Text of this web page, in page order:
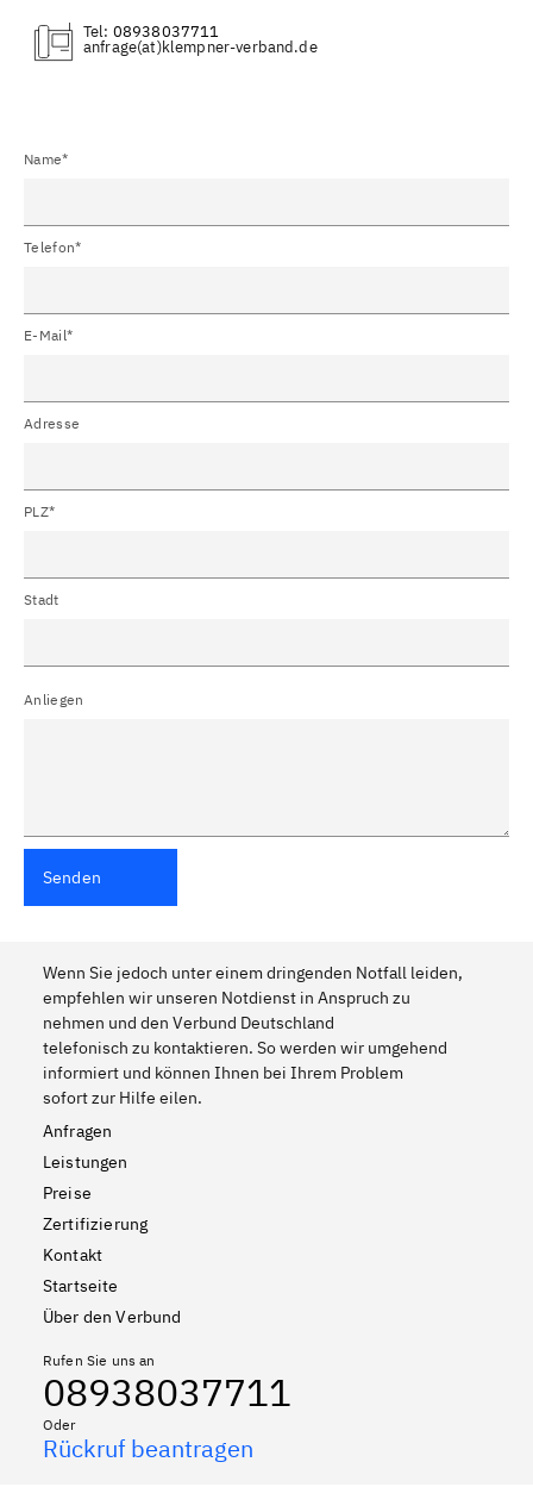
Tel: 08938037711
(at)
Name*
Telefon*
E-Mail*
Adresse
PLZ*
Stadt
Anliegen
Senden
Wenn Sie jedoch unter einem dringenden Notfall leiden,
empfehlen wir unseren Notdienst in Anspruch zu
nehmen und den Verbund Deutschland
telefonisch zu kontaktieren. So werden wir umgehend
informiert und können Ihnen bei Ihrem Problem
sofort zur Hilfe eilen.
Anfragen
Leistungen
Preise
Zertifizierung
Kontakt
Startseite
Über den Verbund
Rufen Sie uns an
08938037711
Oder
Rückruf beantragen